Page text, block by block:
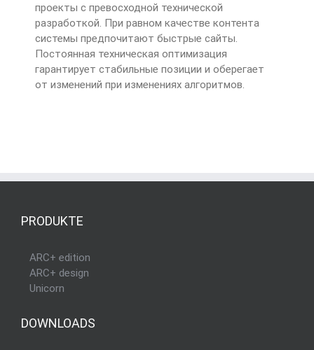
проекты с превосходной технической
разработкой. При равном качестве контента
системы предпочитают быстрые сайты.
Постоянная техническая оптимизация
гарантирует стабильные позиции и оберегает
от изменений при изменениях алгоритмов.
PRODUKTE
ARC+ edition
ARC+ design
Unicorn
DOWNLOADS